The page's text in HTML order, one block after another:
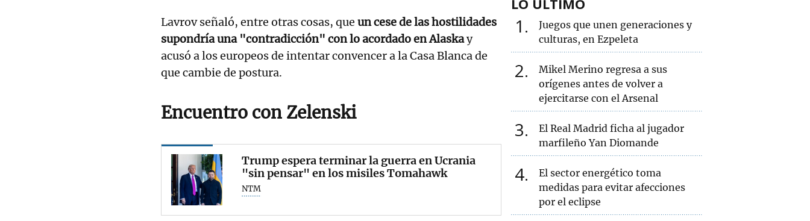
Lavrov señaló, entre otras cosas, que un cese de las hostilidades
supondría una "contradicción" con lo acordado en Alaskay
acusó a los europeos de intentar convencer a la Casa Blanca de
que cambie de postura.
Encuentro con Zelenski
Trump espera terminar la guerra en Ucrania
"sin pensar" en los misiles Tomahawk
NTM
LO ÚLTIMO
1
Juegos que unen generaciones y
culturas, en Ezpeleta
2
Mikel Merino regresa a sus
orígenes antes de volver a
ejercitarse con el Arsenal
3
El Real Madrid ficha al jugador
marfileño Yan Diomande
4
El sector energético toma
medidas para evitar afecciones
por el eclipse